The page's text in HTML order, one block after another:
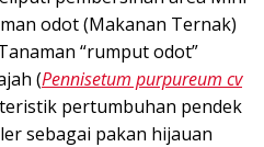
odot (Makanan Ternak)
“rumput odot”
(Pennisetum purpureum cv
pertumbuhan pendek
sebagai pakan hijauan